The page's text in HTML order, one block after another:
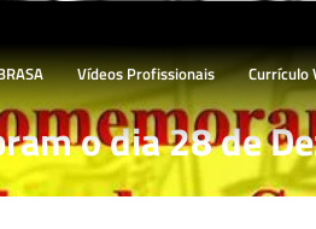
Vídeos Profissionais Currículo
o dia 28 de